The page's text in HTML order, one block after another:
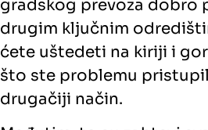
gradskog prevoza dobro
drugim ključnim
ćete uštedeti na kiriji i
što ste problemu
drugačiji način.